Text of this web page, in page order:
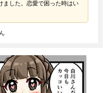
ました。恋愛で困った時はい